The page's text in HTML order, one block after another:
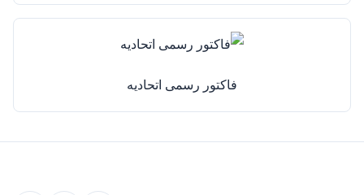
فاکتور رسمی اتحادیه